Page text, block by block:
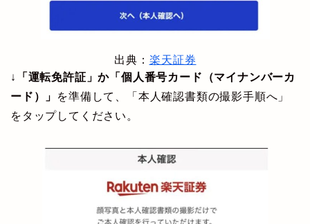
出典： 楽天証券
↓
「運転免許証」か「個人番号カード（マイナンバーカ
ード）」
を準備して、「本人確認書類の撮影手順へ」
をタップしてください。